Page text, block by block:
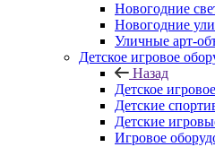
Новогодние
Новогодние
Уличные арт-
Детское игровое
Назад
Детское
Детские
Детские
Игровое